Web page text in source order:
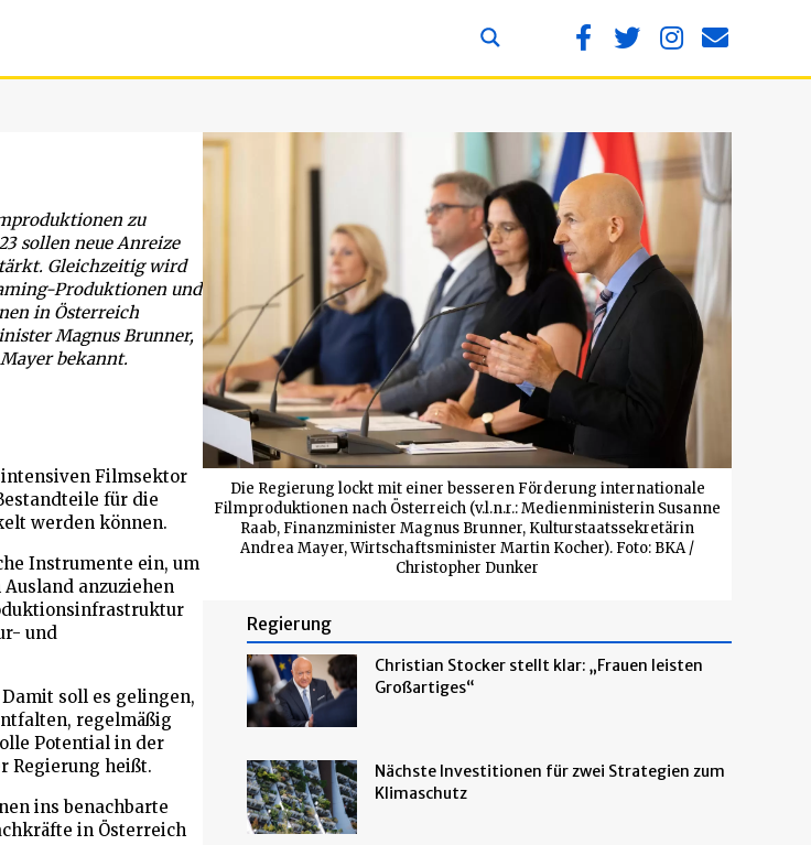
zu
sollen neue Anreize
Gleichzeitig wird
Produktionen und
in Österreich
Magnus Brunner,
bekannt.
Filmsektor
für die
werden können.
Instrumente ein, um
anzuziehen
und
soll es gelingen,
regelmäßig
Potential in der
Regierung heißt.
ins benachbarte
in Österreich
Die Regierung lockt mit einer besseren Förderung internationale
Filmproduktionen nach Österreich (v.l.n.r.: Medienministerin Susanne
Raab, Finanzminister Magnus Brunner, Kulturstaatssekretärin
Andrea Mayer, Wirtschaftsminister Martin Kocher). Foto: BKA /
Christopher Dunker
Regierung
Christian Stocker stellt klar: „Frauen leisten
Großartiges“
Nächste Investitionen für zwei Strategien zum
Klimaschutz